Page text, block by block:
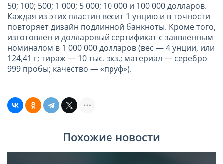
50; 100; 500; 1 000; 5 000; 10 000 и 100 000 долларов.
Каждая из этих пластин весит 1 унцию и в точности
повторяет дизайн подлинной банкноты. Кроме того,
изготовлен и долларовый сертификат с заявленным
номиналом в 1 000 000 долларов (вес — 4 унции, или
124,41 г; тираж — 10 тыс. экз.; материал — серебро
999 пробы; качество — «пруф»).
Похожие новости